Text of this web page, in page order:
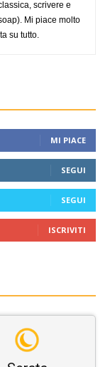
scrivere e
Mi piace molto
su tutto.
MI PIACE
SEGUI
SEGUI
ISCRIVITI